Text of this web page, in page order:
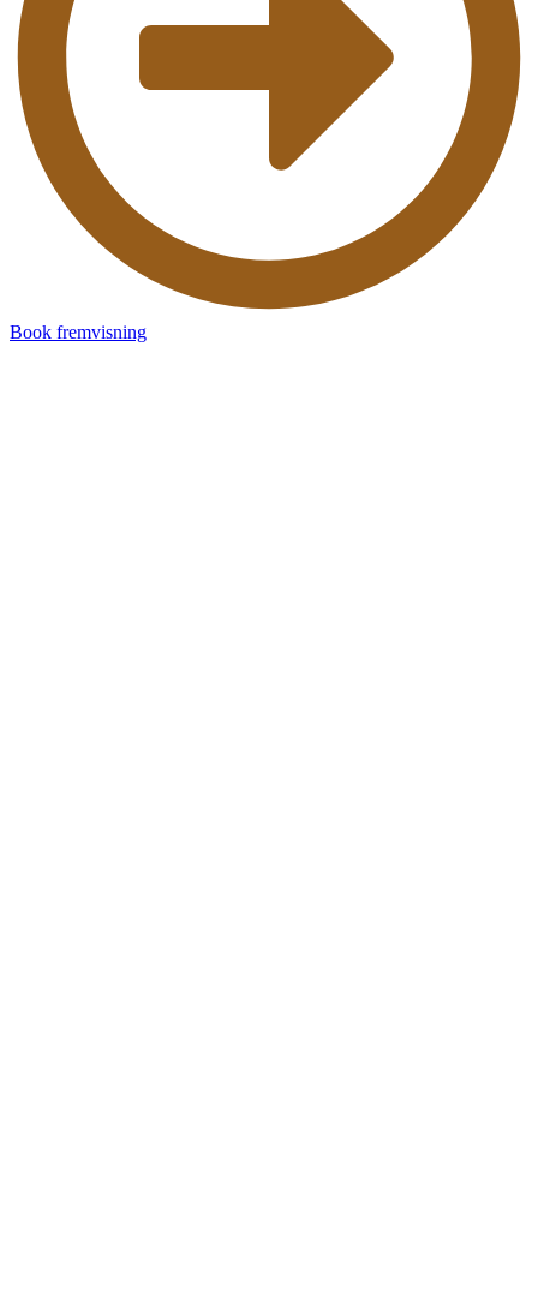
Book fremvisning